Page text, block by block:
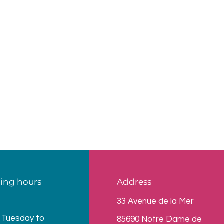
hours
Tuesday to
Address
33 Avenue de la Mer
85690 Notre Dame de